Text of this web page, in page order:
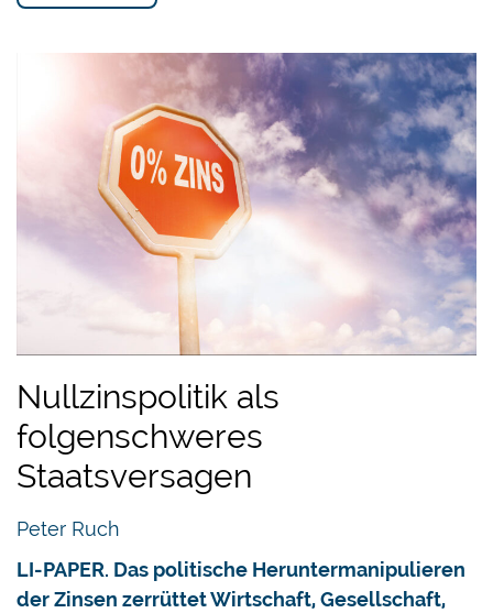
Nullzinspolitik als
folgenschweres
Staatsversagen
Peter Ruch
LI-PAPER. Das politische Heruntermanipulieren
der Zinsen zerrüttet Wirtschaft, Gesellschaft,